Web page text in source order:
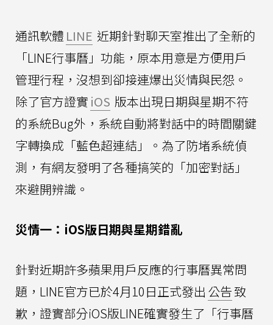
通訊軟體 LINE 近期針對聊天室推出了全新的
「LINE行事曆」功能，原本用意是方便用戶
管理行程，沒想到卻接連爆出災情與民怨。
除了官方證實 iOS 版本出現日期與星期不符
的系統Bug外，系統自動將對話中的時間關鍵
字轉換成「藍色超連結」。為了防堵系統偵
測，有網友發明了各種搞笑的「加密對話」
來避開辨識。
災情一：iOS版日期與星期錯亂
針對近期許多蘋果用戶反應的行事曆異常問
題，LINE官方已於4月10日正式發出 公告致
歉，證實部分iOS版LINE確實發生了「行事曆